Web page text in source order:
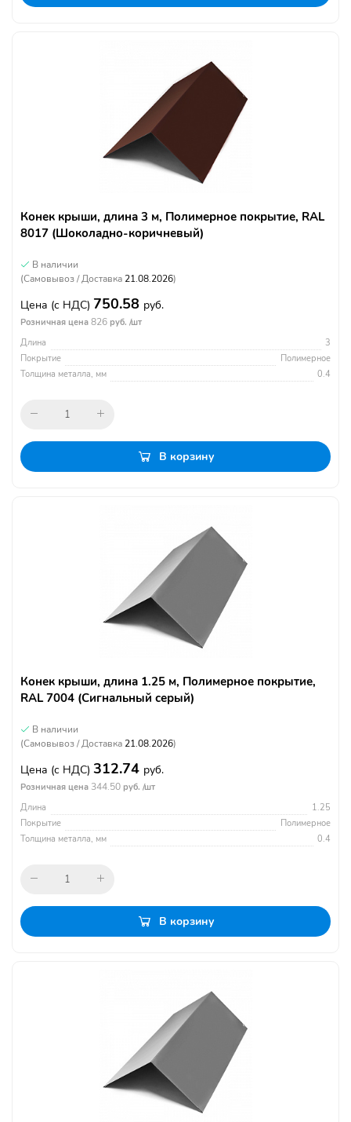
Конек крыши, длина 3 м, Полимерное покрытие, RAL
8017 (Шоколадно-коричневый)
В наличии
(Самовывоз / Доставка 21.08.2026)
Цена (с НДС) 750.58 руб.
Розничная цена 826 руб. /шт
Длина
3
Покрытие
Полимерное
Толщина металла, мм
0.4
В корзину
Конек крыши, длина 1.25 м, Полимерное покрытие,
RAL 7004 (Сигнальный серый)
В наличии
(Самовывоз / Доставка 21.08.2026)
Цена (с НДС) 312.74 руб.
Розничная цена 344.50 руб. /шт
Длина
1.25
Покрытие
Полимерное
Толщина металла, мм
0.4
В корзину